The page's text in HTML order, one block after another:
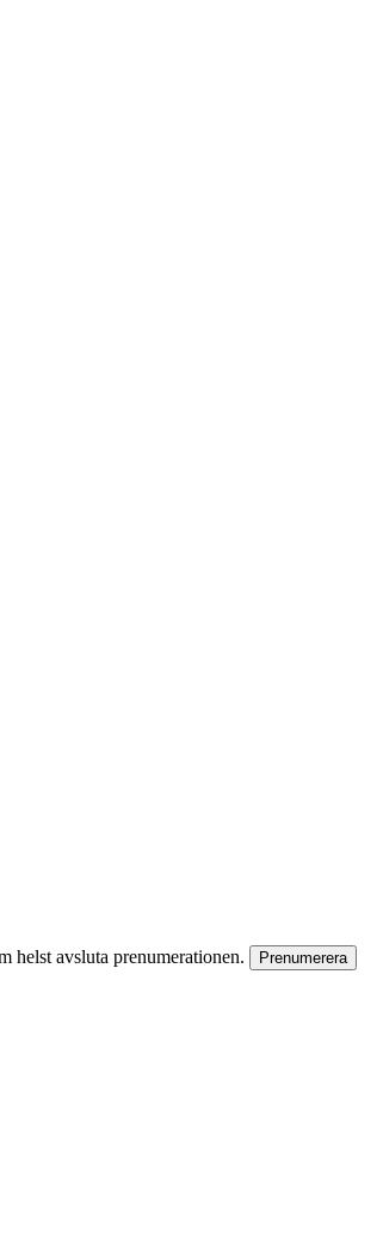
helst avsluta prenumerationen.